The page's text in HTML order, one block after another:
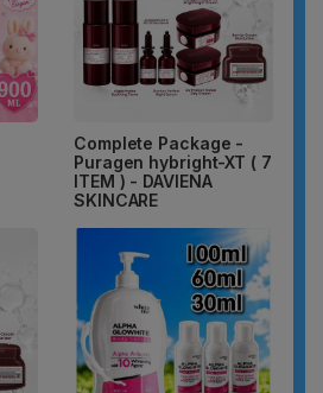
Complete Package -
Puragen hybright-XT ( 7
ITEM ) - DAVIENA
SKINCARE